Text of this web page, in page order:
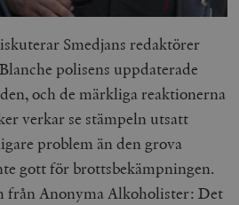
Smedjans redaktörer
polisens uppdaterade
och de märkliga reaktionerna
verkar se stämpeln utsatt
problem än den grova
gott för brottsbekämpningen.
från Anonyma Alkoholister: Det